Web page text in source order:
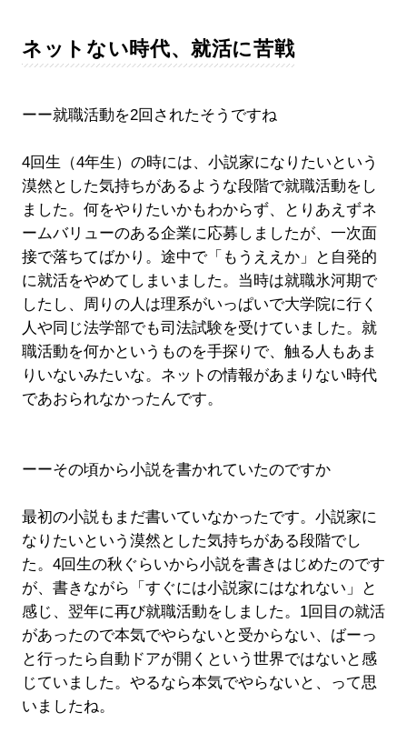
ネットない時代、就活に苦戦
ーー就職活動を2回されたそうですね
4回生（4年生）の時には、小説家になりたいという
漠然とした気持ちがあるような段階で就職活動をし
ました。何をやりたいかもわからず、とりあえずネ
ームバリューのある企業に応募しましたが、一次面
接で落ちてばかり。途中で「もうええか」と自発的
に就活をやめてしまいました。当時は就職氷河期で
したし、周りの人は理系がいっぱいで大学院に行く
人や同じ法学部でも司法試験を受けていました。就
職活動を何かというものを手探りで、触る人もあま
りいないみたいな。ネットの情報があまりない時代
であおられなかったんです。
ーーその頃から小説を書かれていたのですか
最初の小説もまだ書いていなかったです。小説家に
なりたいという漠然とした気持ちがある段階でし
た。4回生の秋ぐらいから小説を書きはじめたのです
が、書きながら「すぐには小説家にはなれない」と
感じ、翌年に再び就職活動をしました。1回目の就活
があったので本気でやらないと受からない、ばーっ
と行ったら自動ドアが開くという世界ではないと感
じていました。やるなら本気でやらないと、って思
いましたね。